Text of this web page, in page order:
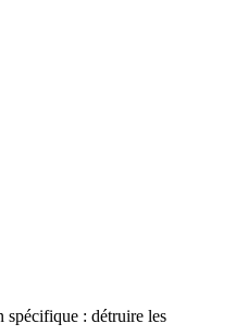
spécifique : détruire les